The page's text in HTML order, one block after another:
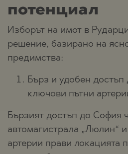
потенциал
Изборът на имот в
решение, базирано на
предимства:
Бърз и удобен достъп
ключови пътни
Бързият достъп до София
автомагистрала „Люлин“
артерии прави локацията